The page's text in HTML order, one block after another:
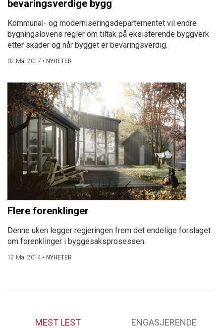
bevaringsverdige bygg
Kommunal- og moderniseringsdepartementet vil endre
bygningslovens regler om tiltak på eksisterende byggverk
etter skader og når bygget er bevaringsverdig.
02 Mai 2017 • NYHETER
Flere forenklinger
Denne uken legger regjeringen frem det endelige forslaget
om forenklinger i byggesaksprosessen.
12 Mai 2014 • NYHETER
MEST LEST ENGASJERENDE